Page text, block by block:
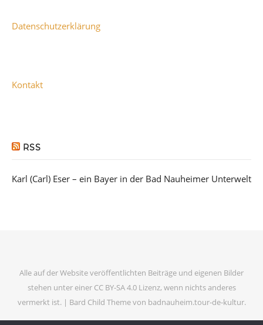
Datenschutzerklärung
Kontakt
RSS
Karl (Carl) Eser – ein Bayer in der Bad Nauheimer Unterwelt
Alle auf der Website veröffentlichten Beiträge und eigenen Bilder
stehen unter einer CC BY-SA 4.0 Lizenz, wenn nichts anderes
vermerkt ist. | Bard Child Theme von badnauheim.tour-de-kultur.